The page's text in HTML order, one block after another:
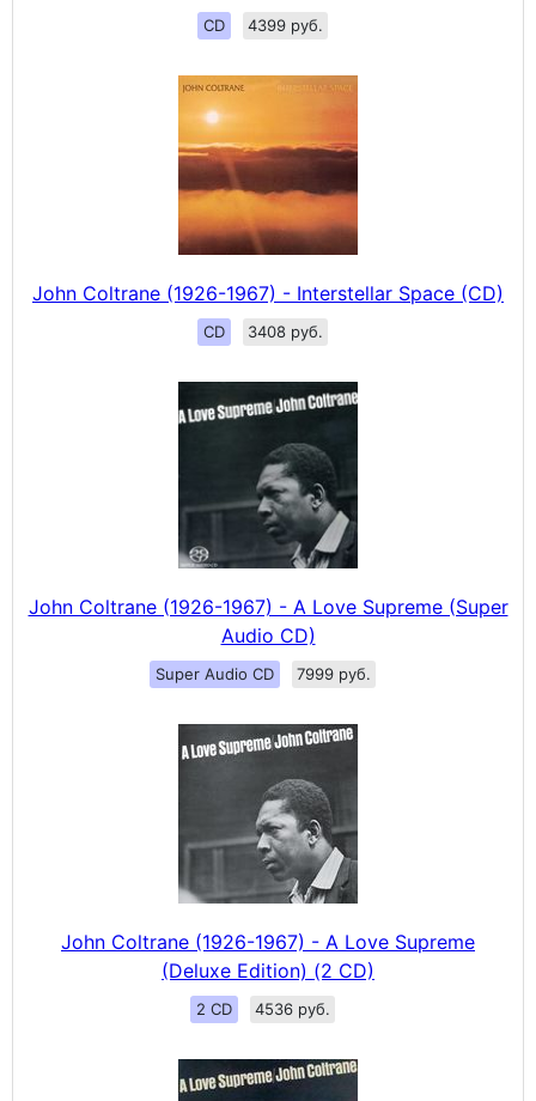
CD 4399 руб.
John Coltrane (1926-1967) - Interstellar Space (CD)
CD 3408 руб.
John Coltrane (1926-1967) - A Love Supreme (Super
Audio CD)
Super Audio CD 7999 руб.
John Coltrane (1926-1967) - A Love Supreme
(Deluxe Edition) (2 CD)
2 CD 4536 руб.